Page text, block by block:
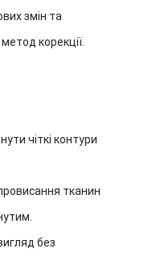
змін та
корекції.
чіткі контури
тканин
без